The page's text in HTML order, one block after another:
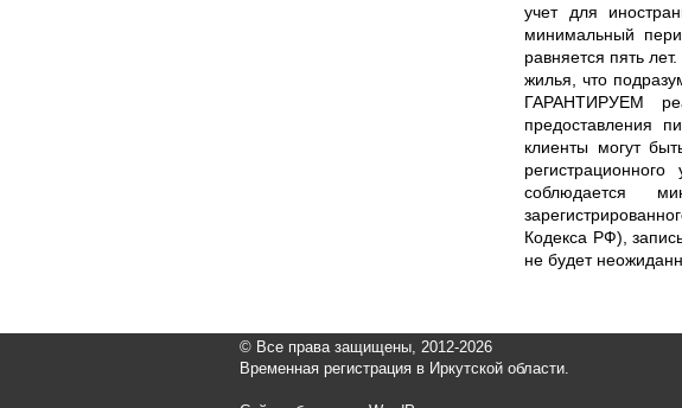
учет для
минимальный
равняется пять
жилья, что
ГАРАНТИРУЕМ
предоставления
клиенты могут
соблюдается
Кодекса РФ),
не будет
© Все права защищены, 2012-2026
Временная регистрация в Иркутской области.